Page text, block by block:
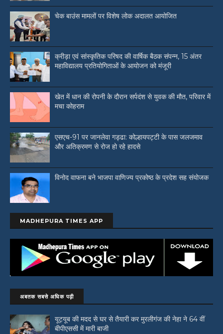
चेक बाउंस मामलों पर विशेष लोक अदालत आयोजित
क्रीड़ा एवं सांस्कृतिक परिषद की वार्षिक बैठक संपन्न, 15 अंतर
महाविद्यालय प्रतियोगिताओं के आयोजन को मंजूरी
खेत में धान की रोपनी के दौरान सर्पदंश से युवक की मौत, परिवार में
मचा कोहराम
एसएच-91 पर जानलेवा गड्ढा: कोल्हायपट्टी के पास जलजमाव
और अतिक्रमण से रोज हो रहे हादसे
विनोद वाफना बने भाजपा वाणिज्य प्रकोष्ठ के प्रदेश सह संयोजक
MADHEPURA TIMES APP
अबतक सबसे अधिक पढ़ी
यूट्यूब की मदद से घर से तैयारी कर मुरलीगंज की नेहा ने 64 वीं
बीपीएससी में मारी बाजी